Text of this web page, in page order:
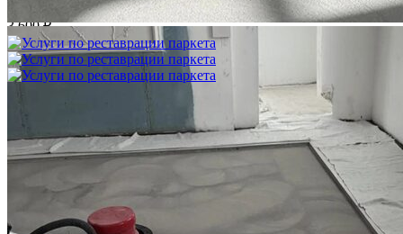
3 600 ₽